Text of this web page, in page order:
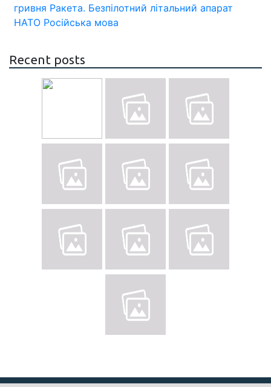
гривня Ракета. Безпілотний літальний апарат
НАТО Російська мова
Recent posts